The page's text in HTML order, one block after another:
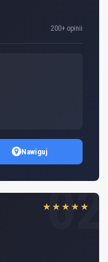
200+ opinii
Nawiguj
02
★★★★★